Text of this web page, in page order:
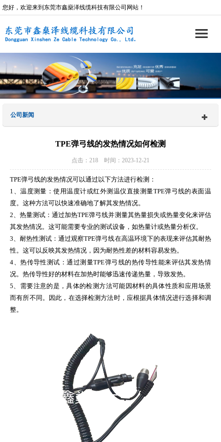
您好，欢迎来到东莞市鑫燊泽线缆科技有限公司网站！
公司新闻
TPE弹弓线的发热情况如何检测
点击：218 时间：2023-12-21
TPE弹弓线的发热情况可以通过以下方法进行检测：
1、温度测量：使用温度计或红外测温仪直接测量TPE弹弓线的表面温
度。这种方法可以快速准确地了解其发热情况。
2、热量测试：通过加热TPE弹弓线并测量其热量损失或热量变化来评估
其发热情况。这可能需要专业的测试设备，如热量计或热量分析仪。
3、耐热性测试：通过观察TPE弹弓线在高温环境下的表现来评估其耐热
性。这可以反映其发热情况，因为耐热性差的材料容易发热。
4、热传导性测试：通过测量TPE弹弓线的热传导性能来评估其发热情
况。热传导性好的材料在加热时能够迅速传递热量，导致发热。
5、需要注意的是，具体的检测方法可能因材料的具体性质和应用场景
而有所不同。因此，在选择检测方法时，应根据具体情况进行选择和调
整。